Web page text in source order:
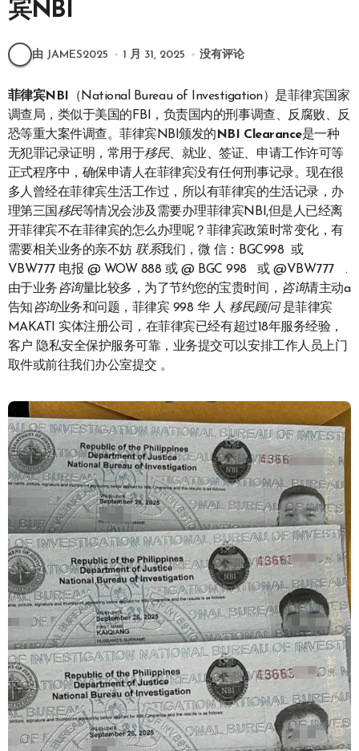
宾NBI
由 JAMES2025 1 月 31, 2025 没有评论
菲律宾NBI （National Bureau of Investigation）是菲律宾国家
调查局，类似于美国的FBI，负责国内的刑事调查、反腐败、反
恐等重大案件调查。菲律宾NBI颁发的 NBI Clearance是一种
无犯罪记录证明，常用于移民、就业、签证、申请工作许可等
正式程序中，确保申请人在菲律宾没有任何刑事记录。现在很
多人曾经在菲律宾生活工作过，所以有菲律宾的生活记录，办
理第三国移民等情况会涉及需要办理菲律宾NBI,但是人已经离
开菲律宾不在菲律宾的怎么办理呢？菲律宾政策时常变化，有
需要相关业务的亲不妨联系我们，微 信：BGC998 或
VBW777 电报 @ WOW 888 或 @ BGC 998 或 @VBW777 .
由于业务咨询量比较多，为了节约您的宝贵时间， 咨询请主动a
告知 咨询业务和问题，菲律宾 998 华 人移民顾问是菲律宾
MAKATI 实体注册公司，在菲律宾已经有超过18年服务经验，
客户 隐私安全保护服务可靠，业务提交可以安排工作人员上门
取件或前往我们办公室提交 。